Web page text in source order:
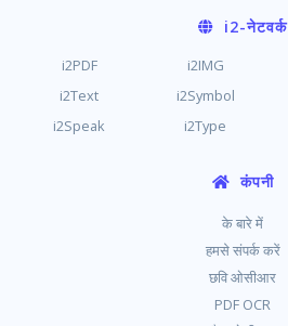
i2-नेटवर्क
i2PDF i2IMG
i2Text
i2Symbol
i2Speak
i2Type
कंपनी
के बारे में
हमसे संपर्क करें
छवि ओसीआर
PDF OCR